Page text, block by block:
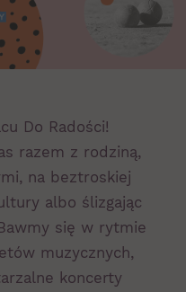
Do Radości!
razem z rodziną,
na beztroskiej
albo ślizgając
się w rytmie
muzycznych,
koncerty